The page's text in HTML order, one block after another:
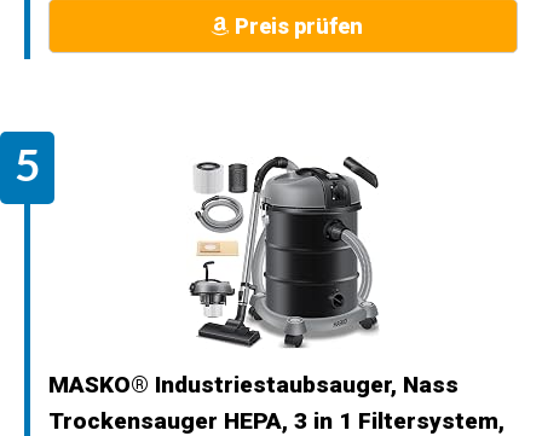
Preis prüfen
MASKO® Industriestaubsauger, Nass
Trockensauger HEPA, 3 in 1 Filtersystem,